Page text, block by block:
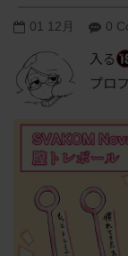
01 12月 0
入る
プロ
open